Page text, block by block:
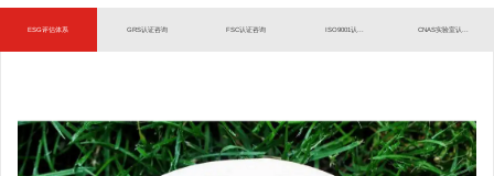
ESG评估体系 GRS认证咨询 FSC认证咨询 ISO9001认... CNAS实验室认...